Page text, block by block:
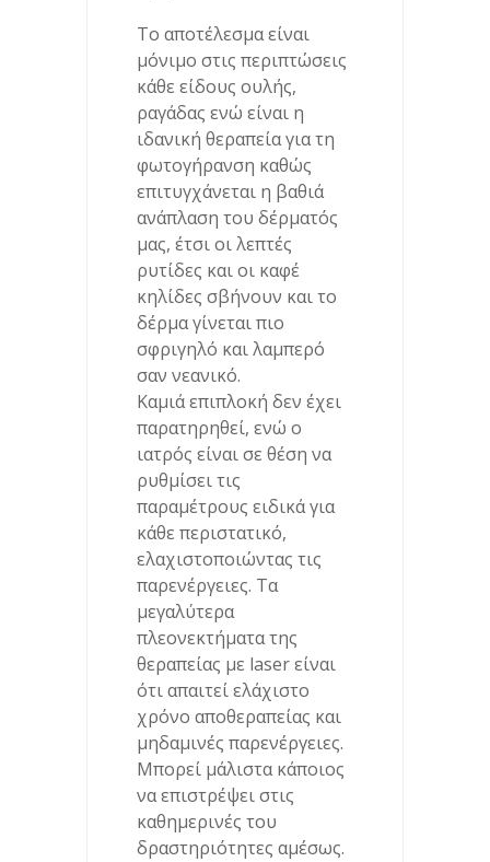
Το αποτέλεσμα είναι
μόνιμο στις περιπτώσεις
κάθε είδους ουλής,
ραγάδας ενώ είναι η
ιδανική θεραπεία για τη
φωτογήρανση καθώς
επιτυγχάνεται η βαθιά
ανάπλαση του δέρματός
μας, έτσι οι λεπτές
ρυτίδες και οι καφέ
κηλίδες σβήνουν και το
δέρμα γίνεται πιο
σφριγηλό και λαμπερό
σαν νεανικό.
Καμιά επιπλοκή δεν έχει
παρατηρηθεί, ενώ ο
ιατρός είναι σε θέση να
ρυθμίσει τις
παραμέτρους ειδικά για
κάθε περιστατικό,
ελαχιστοποιώντας τις
παρενέργειες. Τα
μεγαλύτερα
πλεονεκτήματα της
θεραπείας με laser είναι
ότι απαιτεί ελάχιστο
χρόνο αποθεραπείας και
μηδαμινές παρενέργειες.
Μπορεί μάλιστα κάποιος
να επιστρέψει στις
καθημερινές του
δραστηριότητες αμέσως.